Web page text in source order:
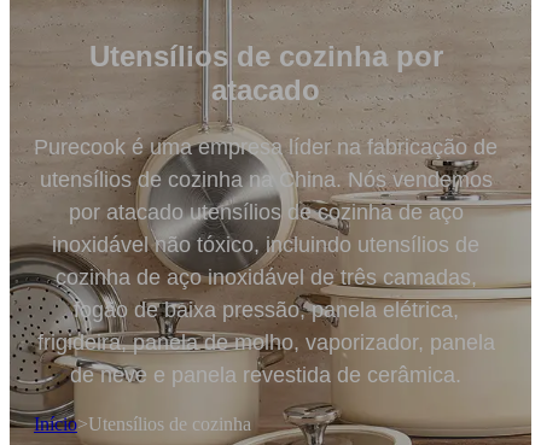
Utensílios de cozinha por
atacado
Purecook é uma empresa líder na fabricação de
utensílios de cozinha na China. Nós vendemos
por atacado utensílios de cozinha de aço
inoxidável não tóxico, incluindo utensílios de
cozinha de aço inoxidável de três camadas,
fogão de baixa pressão, panela elétrica,
frigideira, panela de molho, vaporizador, panela
de neve e panela revestida de cerâmica.
Início>Utensílios de cozinha